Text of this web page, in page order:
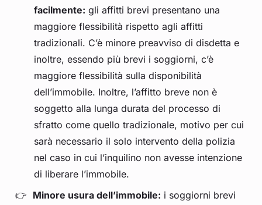
facilmente: gli affitti brevi presentano una
maggiore flessibilità rispetto agli affitti
tradizionali. C’è minore preavviso di disdetta e
inoltre, essendo più brevi i soggiorni, c’è
maggiore flessibilità sulla disponibilità
dell’immobile. Inoltre, l’affitto breve non è
soggetto alla lunga durata del processo di
sfratto come quello tradizionale, motivo per cui
sarà necessario il solo intervento della polizia
nel caso in cui l’inquilino non avesse intenzione
di liberare l’immobile.
Minore usura dell’immobile: i soggiorni brevi